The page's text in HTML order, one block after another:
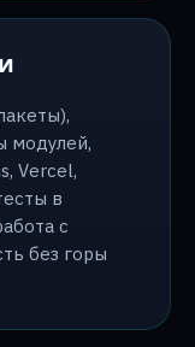
модулей,
Vercel,
в
с
без горы